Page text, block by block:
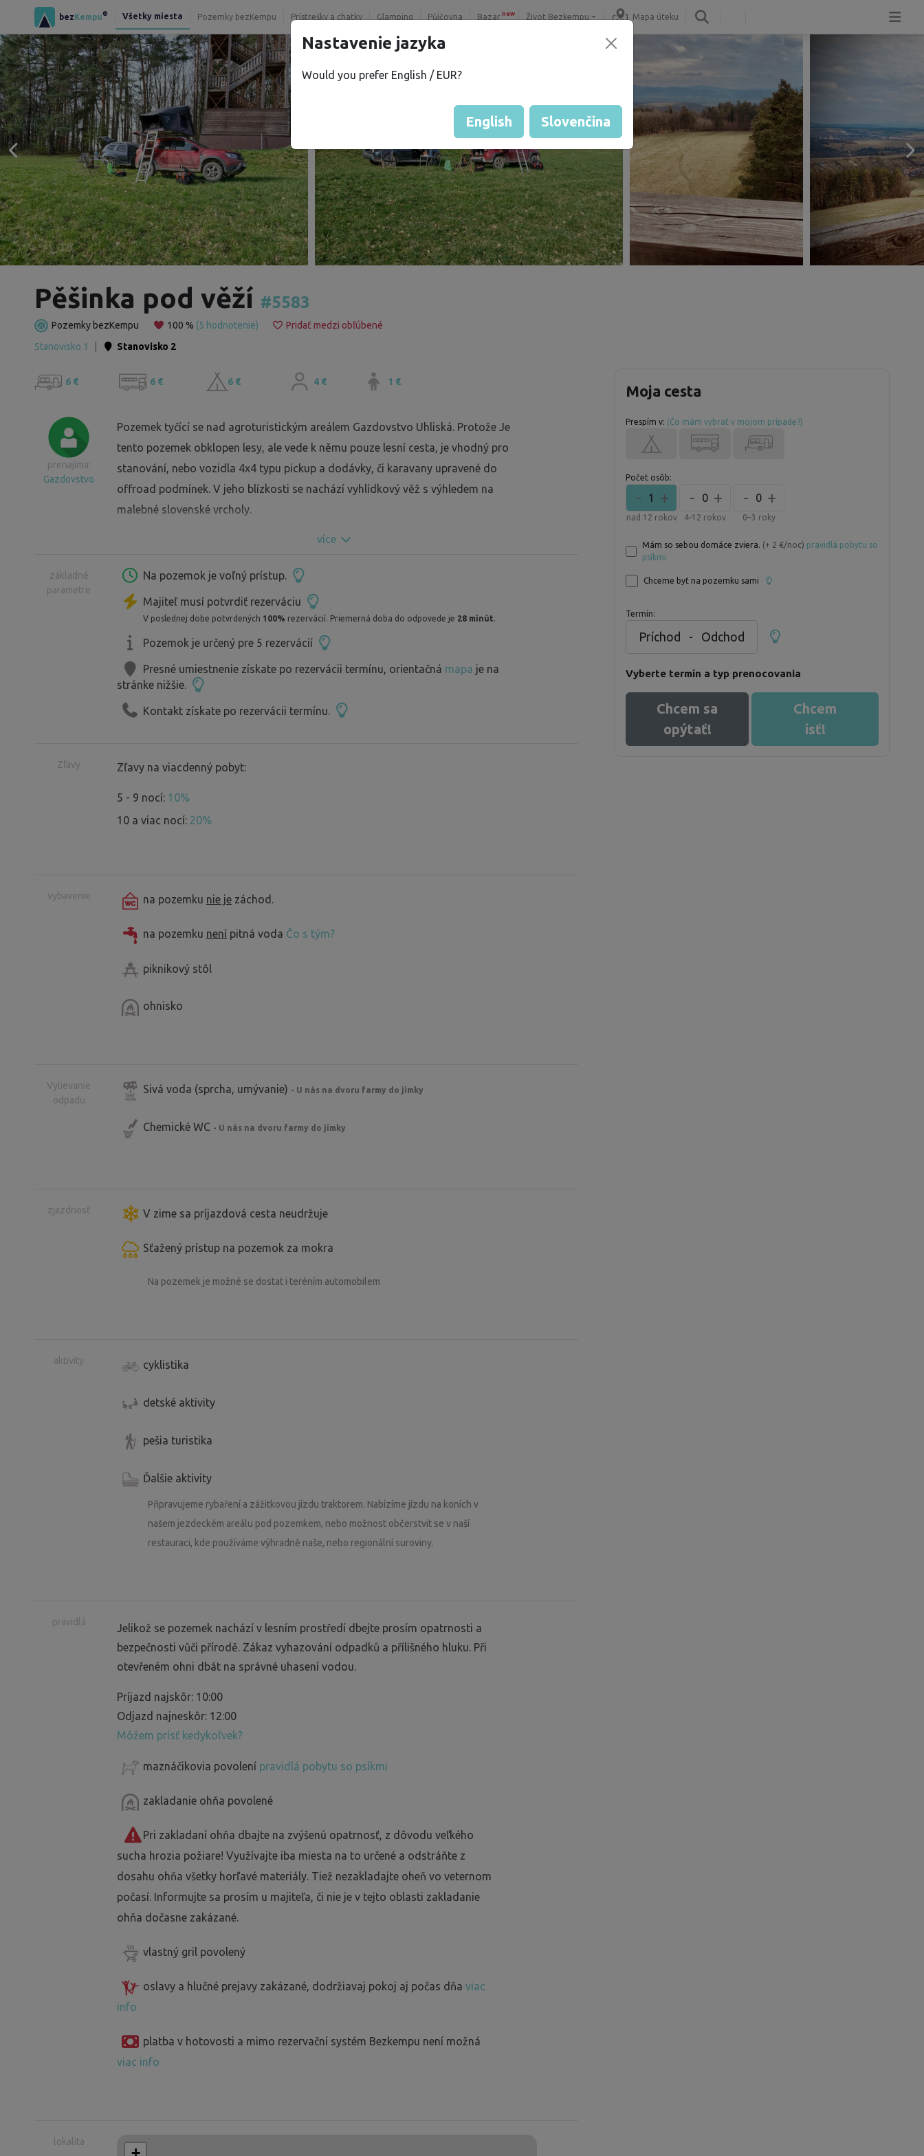
bezKempu® Všetky miesta Pozemky bezKempu Prístrešky a chatky Glamping Půjčovna Bazar new Život Bezkempu Mapa úteku
Pěšinka pod věží #5583
Pozemky bezKempu 100 % (5 hodnotenie)
Pridať medzi obľúbené
Stanovisko 1
Stanovisko 2
6 € 6 € 6 € 4 € 1 €
prenajíma:
Gazdovstvo
Pozemek tyčící se nad agroturistickým areálem Gazdovstvo Uhliská. Protože Je
tento pozemek obklopen lesy, ale vede k němu pouze lesní cesta, je vhodný pro
stanování, nebo vozidla 4x4 typu pickup a dodávky, či karavany upravené do
offroad podmínek. V jeho blízkosti se nachází vyhlídkový věž s výhledem na
malebné slovenské vrcholy.
více
základné
parametre
Na pozemok je voľný prístup.
Majiteľ musí potvrdiť rezerváciu
V poslednej dobe potvrdených 100% rezervácií. Priemerná doba do odpovede je 28 minút.
Pozemok je určený pre 5 rezervácií
Presné umiestnenie získate po rezervácii termínu, orientačná mapa je na
stránke nižšie.
Kontakt získate po rezervácii termínu.
Zľavy Zľavy na viacdenný pobyt:
5 - 9 nocí: 10%
10 a viac nocí: 20%
vybavenie na pozemku nie je záchod.
na pozemku není pitná voda Čo s tým?
piknikový stôl
ohnisko
Vylievanie
odpadu
Sivá voda (sprcha, umývanie) - U nás na dvoru farmy do jímky
Chemické WC - U nás na dvoru farmy do jímky
zjazdnosť V zime sa príjazdová cesta neudržuje
Sťažený prístup na pozemok za mokra
Na pozemek je možné se dostat i teréním automobilem
aktivity cyklistika
detské aktivity
pešia turistika
Ďalšie aktivity
Připravujeme rybaření a zážitkovou jízdu traktorem. Nabízíme jízdu na koních v
našem jezdeckém areálu pod pozemkem, nebo možnost občerstvit se v naší
restauraci, kde používáme výhradně naše, nebo regionální suroviny.
pravidlá
Jelikož se pozemek nachází v lesním prostředí dbejte prosím opatrnosti a
bezpečnosti vůči přírodě. Zákaz vyhazování odpadků a přílišného hluku. Při
otevřeném ohni dbát na správné uhasení vodou.
Príjazd najskôr: 10:00
Odjazd najneskôr: 12:00
Môžem prísť kedykoľvek?
maznáčikovia povolení pravidlá pobytu so psíkmi
zakladanie ohňa povolené
Pri zakladaní ohňa dbajte na zvýšenú opatrnosť, z dôvodu veľkého
sucha hrozia požiare! Využívajte iba miesta na to určené a odstráňte z
dosahu ohňa všetky horľavé materiály. Tiež nezakladajte oheň vo veternom
počasí. Informujte sa prosím u majiteľa, či nie je v tejto oblasti zakladanie
ohňa dočasne zakázané.
vlastný gril povolený
oslavy a hlučné prejavy zakázané, dodržiavaj pokoj aj počas dňa viac
info
platba v hotovosti a mimo rezervační systém Bezkempu není možná
viac info
lokalita
Moja cesta
Prespím v: (Čo mám vybrať v mojom prípade?)
Počet osôb:
- +
1
nad 12 rokov
- +
0
4-12 rokov
- +
0
0–3 roky
Mám so sebou domáce zviera. (+ 2 €/noc) pravidlá pobytu so
psíkmi
Chceme byť na pozemku sami
Termín:
Príchod - Odchod
Vyberte termín a typ prenocovania
Chcem sa
opýtať!
Chcem
ísť!
Nastavenie jazyka
Would you prefer English / EUR?
English Slovenčina